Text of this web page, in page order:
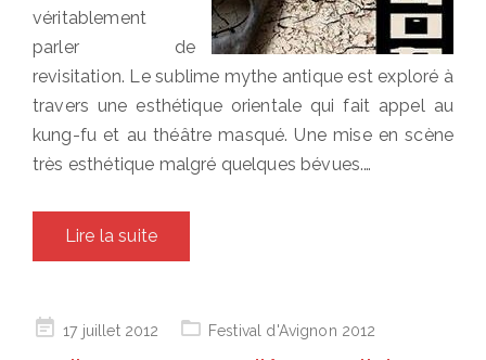
véritablement
parler de
revisitation. Le sublime mythe antique est exploré à
travers une esthétique orientale qui fait appel au
kung-fu et au théâtre masqué. Une mise en scène
très esthétique malgré quelques bévues.…
Lire la suite
Posted17 juillet 2012 Festival d'Avignon 2012